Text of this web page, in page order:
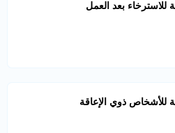
للاسترخاء بعد العمل
للأشخاص ذوي الإعاقة